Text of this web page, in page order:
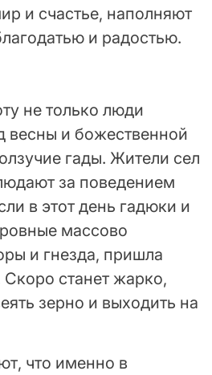
и счастье, наполняют
и радостью.
не только люди
весны и божественной
гады. Жители сел
за поведением
в этот день гадюки и
массово
и гнезда, пришла
станет жарко,
зерно и выходить на
что именно в